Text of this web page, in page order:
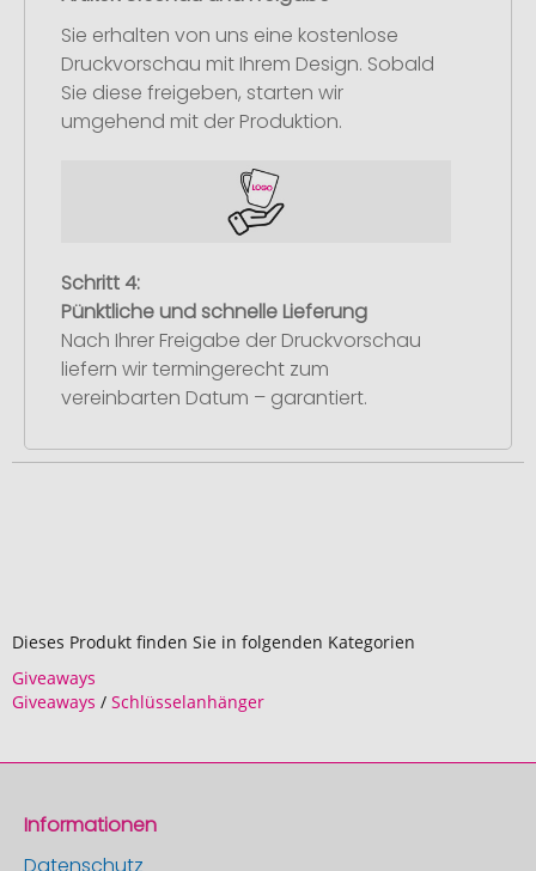
Sie erhalten von uns eine kostenlose
Druckvorschau mit Ihrem Design. Sobald
Sie diese freigeben, starten wir
umgehend mit der Produktion.
Schritt 4:
Pünktliche und schnelle Lieferung
Nach Ihrer Freigabe der Druckvorschau
liefern wir termingerecht zum
vereinbarten Datum – garantiert.
Dieses Produkt finden Sie in folgenden Kategorien
Giveaways
Giveaways / Schlüsselanhänger
Informationen